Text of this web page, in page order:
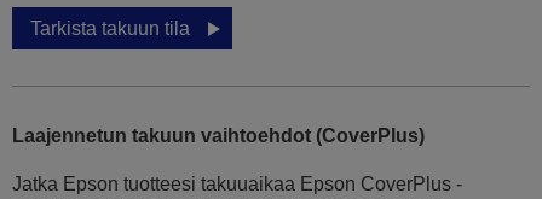
Tarkista takuun tila
Laajennetun takuun vaihtoehdot (CoverPlus)
Jatka Epson tuotteesi takuuaikaa Epson CoverPlus -